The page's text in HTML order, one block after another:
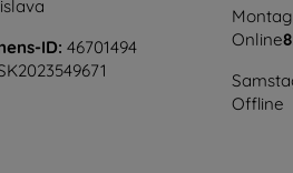
ID: 46701494
Online
Offline